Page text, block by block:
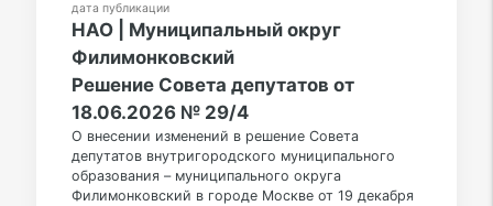
дата публикации
НАО | Муниципальный округ
Филимонковский
Решение Совета депутатов от
18.06.2026 № 29/4
О внесении изменений в решение Совета
депутатов внутригородского муниципального
образования – муниципального округа
Филимонковский в городе Москве от 19 декабря